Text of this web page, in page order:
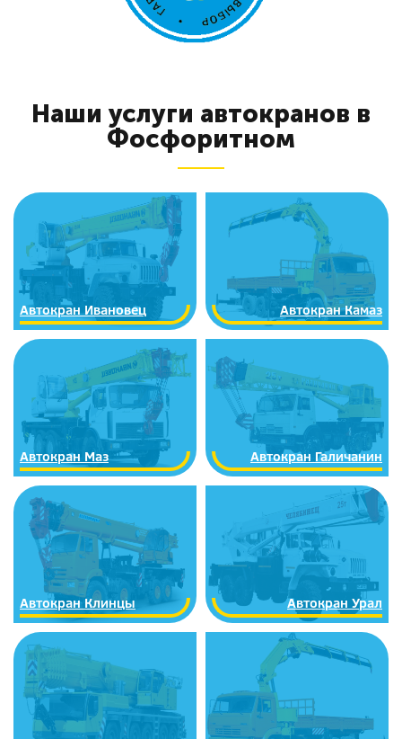
Наши услуги автокранов в
Фосфоритном
Автокран Ивановец Автокран Камаз
Автокран Маз Автокран Галичанин
Автокран Клинцы Автокран Урал